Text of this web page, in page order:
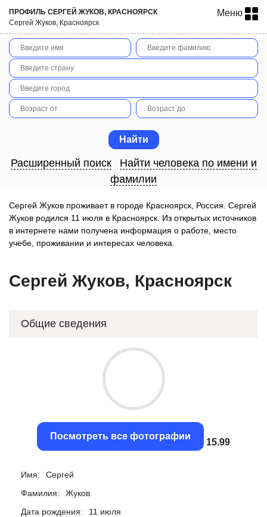
ПРОФИЛЬ СЕРГЕЙ ЖУКОВ, КРАСНОЯРСК
Сергей Жуков, Красноярск
Меню
Расширенный поиск
Найти человека по имени и
фамилии
Сергей Жуков проживает в городе Красноярск, Россия. Сергей
Жуков родился 11 июля в Красноярск. Из открытых источников
в интернете нами получена информация о работе, место
учебе, проживании и интересах человека.
Сергей Жуков, Красноярск
Общие сведения
Посмотреть все фотографии
15.71
Имя:
Сергей
Фамилия:
Жуков
Дата рождения:
11 июля